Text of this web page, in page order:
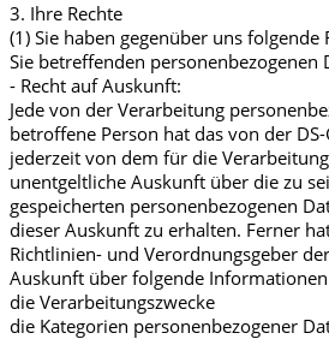
3. Ihre Rechte
(1) Sie haben gegenüber uns
Sie betreffenden personenbezogenen
- Recht auf Auskunft:
Jede von der Verarbeitung
betroffene Person hat das von der
jederzeit von dem für die
unentgeltliche Auskunft über die zu
gespeicherten personenbezogenen
dieser Auskunft zu erhalten. Ferner
Richtlinien- und Verordnungsgeber
Auskunft über folgende
die Verarbeitungszwecke
die Kategorien personenbezogener